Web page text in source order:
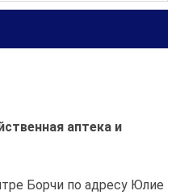
аптека и
Борчи по адресу Юлие